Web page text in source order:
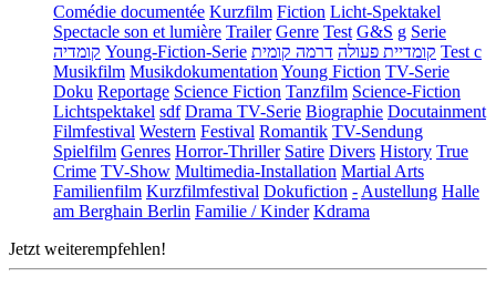
Comédie documentée Kurzfilm Fiction Licht-Spektakel
Spectacle son et lumière Trailer Genre Test G&S g Serie
קומדיה Young-Fiction-Serie קומדיית פעולה דרמה קומית
Test c
Musikfilm Musikdokumentation Young Fiction TV-Serie
Doku Reportage Science Fiction Tanzfilm Science-Fiction
Lichtspektakel sdf Drama TV-Serie Biographie Docutainment
Filmfestival Western Festival Romantik TV-Sendung
Spielfilm Genres Horror-Thriller Satire Divers History True
Crime TV-Show Multimedia-Installation Martial Arts
Familienfilm Kurzfilmfestival Dokufiction - Austellung Halle
am Berghain Berlin Familie / Kinder Kdrama
Jetzt weiterempfehlen!